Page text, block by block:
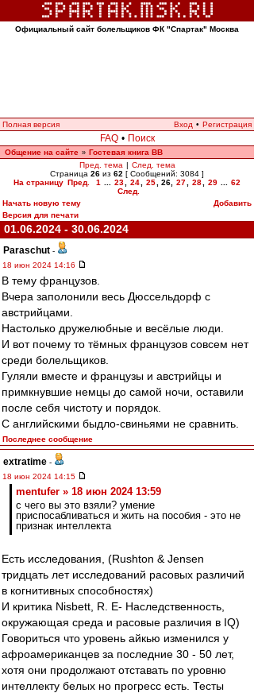
Официальный сайт болельщиков ФК "Спартак" Москва
Полная версия Вход • Регистрация
FAQ • Поиск
Общение на сайте » Гостевая книга ВВ
Пред. тема | След. тема
Страница 26 из 62 [ Сообщений: 3084 ]
На страницу Пред. 1 23 24 25 26 27 28 29
62
След.
Начать новую тему
Добавить
Версия для печати
01.06.2024 - 30.06.2024
Paraschut -
18 июн 2024 14:16
В тему французов.
Вчера заполонили весь Дюссельдорф с
австрийцами.
Настолько дружелюбные и весёлые люди.
И вот почему то тёмных французов совсем нет
среди болельщиков.
Гуляли вместе и французы и австрийцы и
примкнувшие немцы до самой ночи, оставили
после себя чистоту и порядок.
С английскими быдло-свиньями не сравнить.
Последнее сообщение
extratime -
18 июн 2024 14:15
mentufer » 18 июн 2024 13:59
с чего вы это взяли? умение
приспосабливаться и жить на пособия - это не
признак интеллекта
Есть исследования, (Rushton & Jensen
тридцать лет исследований расовых различий
в когнитивных способностях)
И критика Nisbett, R. E- Наследственность,
окружающая среда и расовые различия в IQ)
Говориться что уровень айкью изменился у
афроамериканцев за последние 30 - 50 лет,
хотя они продолжают отставать по уровню
интеллекту белых но прогресс есть. Тесты